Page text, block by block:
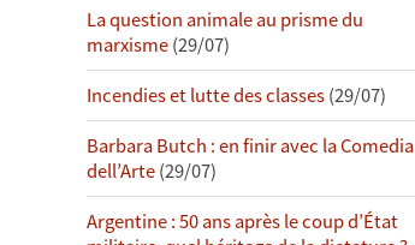
La question animale au prisme du
marxisme(29/07)
Incendies et lutte des classes(29/07)
Barbara Butch : en finir avec la Comedia
dell’Arte(29/07)
Argentine : 50 ans après le coup d’État